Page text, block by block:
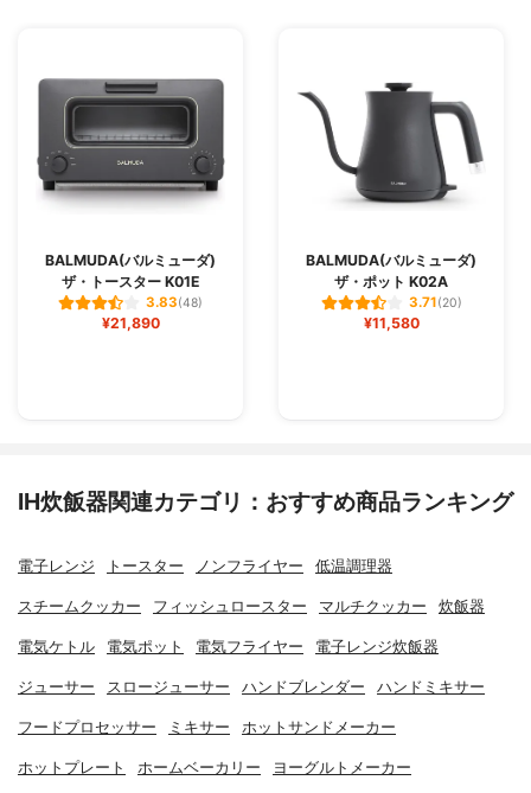
BALMUDA(バルミューダ)
ザ・トースター K01E
3.83(48)
¥21,890
BALMUDA(バルミューダ)
ザ・ポット K02A
3.71(20)
¥11,580
IH炊飯器関連カテゴリ：おすすめ商品ランキング
電子レンジ トースター ノンフライヤー 低温調理器
スチームクッカー フィッシュロースター マルチクッカー 炊飯器
電気ケトル 電気ポット 電気フライヤー 電子レンジ炊飯器
ジューサー スロージューサー ハンドブレンダー ハンドミキサー
フードプロセッサー ミキサー ホットサンドメーカー
ホットプレート ホームベーカリー ヨーグルトメーカー